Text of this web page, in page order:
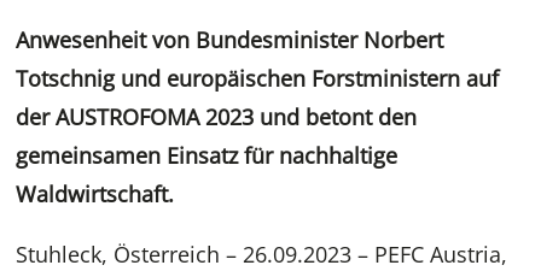
Anwesenheit von Bundesminister Norbert
Totschnig und europäischen Forstministern auf
der AUSTROFOMA 2023 und betont den
gemeinsamen Einsatz für nachhaltige
Waldwirtschaft.
Stuhleck, Österreich – 26.09.2023 – PEFC Austria,